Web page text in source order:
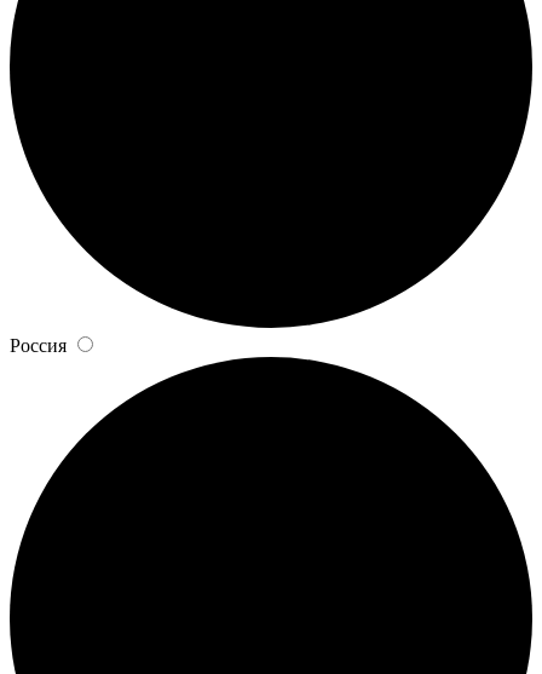
Россия